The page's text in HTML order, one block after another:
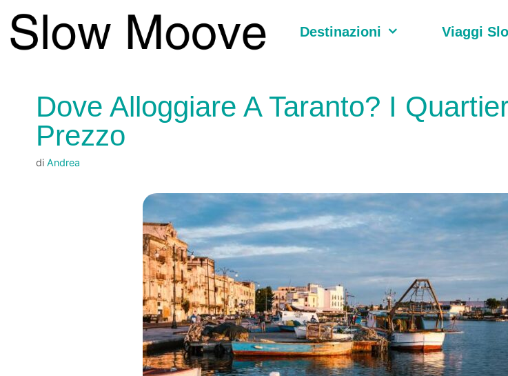
contenuto
Destinazioni Viaggi
Dove Alloggiare A Taranto? I
Prezzo
di Andrea